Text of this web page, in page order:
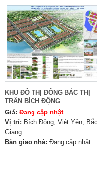
KHU ĐÔ THỊ ĐÔNG BẮC THỊ
TRẤN BÍCH ĐỘNG
Giá: Đang cập nhật
Vị trí: Bích Động, Việt Yên, Bắc
Giang
Bàn giao nhà: Đang cập nhật